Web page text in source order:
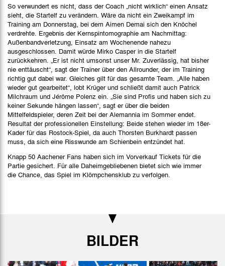
So verwundert es nicht, dass der Coach „nicht wirklich“ einen Ansatz
sieht, die Startelf zu verändern. Wäre da nicht ein Zweikampf im
Training am Donnerstag, bei dem Aimen Demai sich den Knöchel
verdrehte. Ergebnis der Kernspintomographie am Nachmittag:
Außenbandverletzung, Einsatz am Wochenende nahezu
ausgeschlossen. Damit würde Mirko Casper in die Startelf
zurückkehren. „Er ist nicht umsonst unser Mr. Zuverlässig, hat bisher
nie enttäuscht“, sagt der Trainer über den Allrounder, der im Training
richtig gut dabei war. Gleiches gilt für das gesamte Team. „Alle haben
wieder gut gearbeitet“, lobt Krüger und schließt damit auch Patrick
Milchraum und Jérôme Polenz ein. „Sie sind Profis und haben sich zu
keiner Sekunde hängen lassen“, sagt er über die beiden
Mittelfeldspieler, deren Zeit bei der Alemannia im Sommer endet.
Resultat der professionellen Einstellung: Beide stehen wieder im 18er-
Kader für das Rostock-Spiel, da auch Thorsten Burkhardt passen
muss, da sich eine Risswunde am Schienbein entzündet hat.
Knapp 50 Aachener Fans haben sich im Vorverkauf Tickets für die
Partie gesichert. Für alle Daheimgebliebenen bietet sich wie immer
die Chance, das Spiel im Klömpchensklub zu verfolgen.
BILDER